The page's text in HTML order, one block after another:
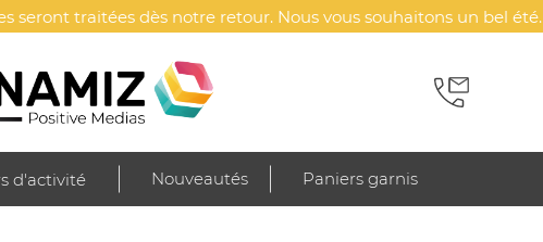
seront traitées dès notre retour. Nous vous souhaitons un bel été.
d'activité Nouveautés Paniers garnis
Sweat-Shirt Unisexe Personnalisé À Capuche Condor Tube - SOL'S